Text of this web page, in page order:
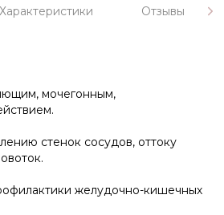
Характеристики Отзывы
мочегонным,
стенок сосудов, оттоку
желудочно-кишечных